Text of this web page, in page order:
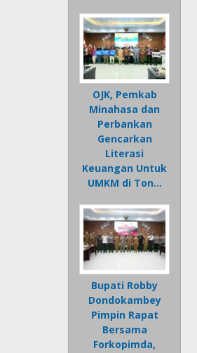
OJK, Pemkab
Minahasa dan
Perbankan
Gencarkan
Literasi
Keuangan Untuk
UMKM di Ton…
Bupati Robby
Dondokambey
Pimpin Rapat
Bersama
Forkopimda,